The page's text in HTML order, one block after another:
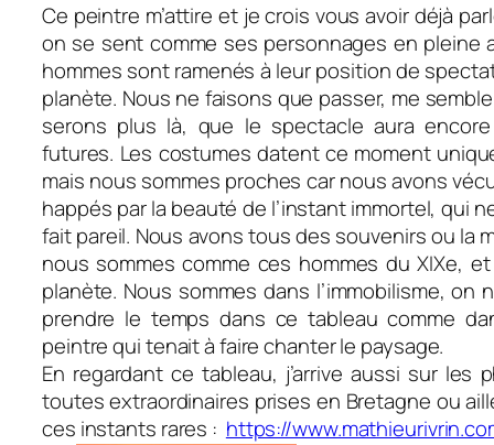
Ce peintre m’attire et je crois vous avoir déjà
on se sent comme ses personnages en pleine
hommes sont ramenés à leur position de
planète. Nous ne faisons que passer, me
serons plus là, que le spectacle aura
futures. Les costumes datent ce moment
mais nous sommes proches car nous avons
happés par la beauté de l’instant immortel, qui
fait pareil. Nous avons tous des souvenirs ou la
nous sommes comme ces hommes du XIXe,
planète. Nous sommes dans l’immobilisme, on
prendre le temps dans ce tableau comme
peintre qui tenait à faire chanter le paysage.
En regardant ce tableau, j’arrive aussi sur les
toutes extraordinaires prises en Bretagne ou
ces instants rares : https://